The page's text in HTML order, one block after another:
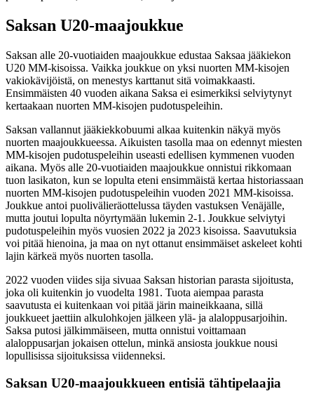
Saksan U20-maajoukkue
Saksan alle 20-vuotiaiden maajoukkue edustaa Saksaa jääkiekon
U20 MM-kisoissa. Vaikka joukkue on yksi nuorten MM-kisojen
vakiokävijöistä, on menestys karttanut sitä voimakkaasti.
Ensimmäisten 40 vuoden aikana Saksa ei esimerkiksi selviytynyt
kertaakaan nuorten MM-kisojen pudotuspeleihin.
Saksan vallannut jääkiekkobuumi alkaa kuitenkin näkyä myös
nuorten maajoukkueessa. Aikuisten tasolla maa on edennyt miesten
MM-kisojen pudotuspeleihin useasti edellisen kymmenen vuoden
aikana. Myös alle 20-vuotiaiden maajoukkue onnistui rikkomaan
tuon lasikaton, kun se lopulta eteni ensimmäistä kertaa historiassaan
nuorten MM-kisojen pudotuspeleihin vuoden 2021 MM-kisoissa.
Joukkue antoi puolivälieräottelussa täyden vastuksen Venäjälle,
mutta joutui lopulta nöyrtymään lukemin 2-1. Joukkue selviytyi
pudotuspeleihin myös vuosien 2022 ja 2023 kisoissa. Saavutuksia
voi pitää hienoina, ja maa on nyt ottanut ensimmäiset askeleet kohti
lajin kärkeä myös nuorten tasolla.
2022 vuoden viides sija sivuaa Saksan historian parasta sijoitusta,
joka oli kuitenkin jo vuodelta 1981. Tuota aiempaa parasta
saavutusta ei kuitenkaan voi pitää järin maineikkaana, sillä
joukkueet jaettiin alkulohkojen jälkeen ylä- ja alaloppusarjoihin.
Saksa putosi jälkimmäiseen, mutta onnistui voittamaan
alaloppusarjan jokaisen ottelun, minkä ansiosta joukkue nousi
lopullisissa sijoituksissa viidenneksi.
Saksan U20-maajoukkueen entisiä tähtipelaajia